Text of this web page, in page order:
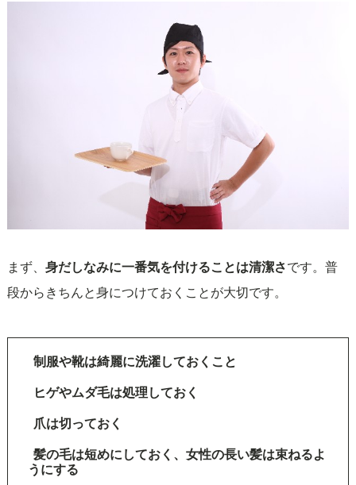
まず、 身だしなみに一番気を付けることは清潔さです。普
段からきちんと身につけておくことが大切です。
制服や靴は綺麗に洗濯しておくこと
ヒゲやムダ毛は処理しておく
爪は切っておく
髪の毛は短めにしておく、女性の長い髪は束ねるよ
うにする